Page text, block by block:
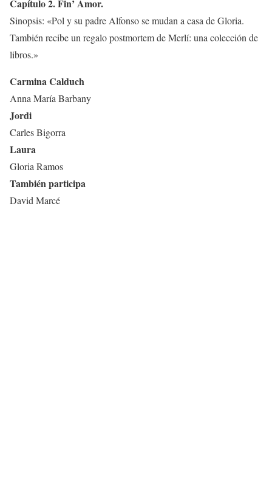
Capítulo 2. Fin’ Amor.
Sinopsis: «Pol y su padre Alfonso se mudan a casa de Gloria.
También recibe un regalo postmortem de Merlí: una colección de
libros.»
Carmina Calduch
Anna María Barbany
Jordi
Carles Bigorra
Laura
Gloria Ramos
También participa
David Marcé